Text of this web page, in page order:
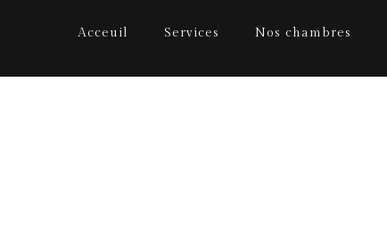
Acceuil Services Nos chambres